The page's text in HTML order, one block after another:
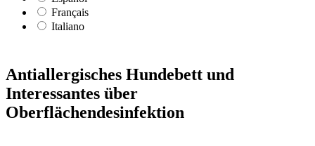
Français
Italiano
Antiallergisches Hundebett und
Interessantes über
Oberflächendesinfektion